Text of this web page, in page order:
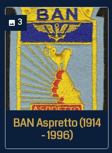
3
BAN Aspretto (1914
- 1996)